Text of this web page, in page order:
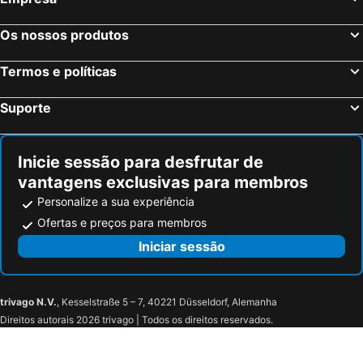
Hotel Lua
W Mexico City
Fiesta Inn Express Naucalpan
Hotel Atlante
Hotel Park Villa
BelAir Unique a Wyndham Hotel
Condesa Haus B&B
Hive CDMX By G Hotels
Hotel Novit
Holiday Inn Mexico City-plaza Universidad By Ihg
Os nossos produtos
Termos e políticas
Suporte
Inicie sessão para desfrutar de
vantagens exclusivas para membros
Personalize a sua experiência
Ofertas e preços para membros
Iniciar sessão
trivago N.V., Kesselstraße 5 – 7, 40221 Düsseldorf, Alemanha
Direitos autorais 2026 trivago | Todos os direitos reservados.